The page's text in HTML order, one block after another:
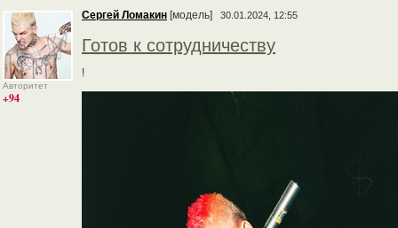
Авторитет
+94
Сергей Ломакин [модель] 30.01.2024, 12:55
Готов к сотрудничеству
!